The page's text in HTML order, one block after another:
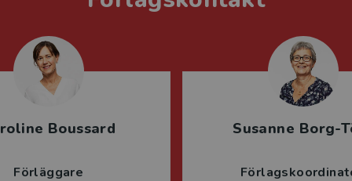
Boussard
Förläggare
Susanne Borg-